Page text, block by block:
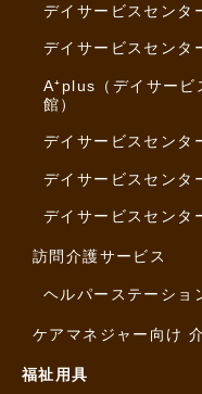
デイサービスセンタ
デイサービスセンタ
A⁺plus（デイサー
館）
デイサービスセンタ
デイサービスセンタ
デイサービスセン
訪問介護サービス
ヘルパーステーショ
ケアマネジャー向け
福祉用具